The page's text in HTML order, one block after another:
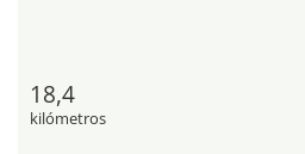
18,4
kilómetros